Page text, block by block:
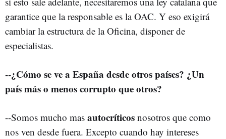
garantice que la responsable es la OAC. Y eso exigirá
cambiar la estructura de la Oficina, disponer de
especialistas.
--¿Cómo se ve a España desde otros países? ¿Un
país más o menos corrupto que otros?
--Somos mucho mas autocríticos nosotros que como
nos ven desde fuera. Excepto cuando hay intereses